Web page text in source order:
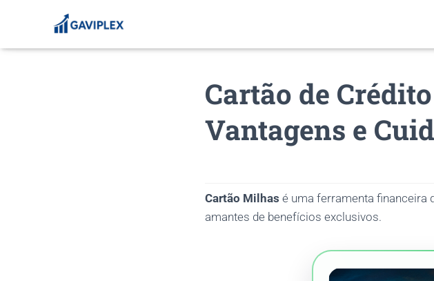
Cartão de
Vantagens e
Cartão Milhas é uma ferramenta financeira
amantes de benefícios exclusivos.